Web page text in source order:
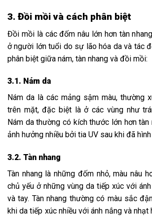
3. Đồi mồi và cách phân biệt
Đồi mồi là các đốm nâu lớn hơn tàn
ở người lớn tuổi do sự lão hóa da và tác
phân biệt giữa nám, tàn nhang và đồi mồi:
3.1. Nám da
Nám da là các mảng sậm màu, thường
trên mặt, đặc biệt là ở các vùng như
Nám da thường có kích thước lớn hơn tàn
ảnh hưởng nhiều bởi tia UV sau khi đã hình
3.2. Tàn nhang
Tàn nhang là những đốm nhỏ, màu nâu
chủ yếu ở những vùng da tiếp xúc với
và tay. Tàn nhang thường có màu sắc
khi da tiếp xúc nhiều với ánh nắng và